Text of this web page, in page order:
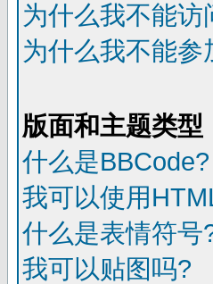
为什么我不能访
为什么我不能参
版面和主题类型
什么是BBCode?
我可以使用
什么是表情符号
我可以贴图吗?